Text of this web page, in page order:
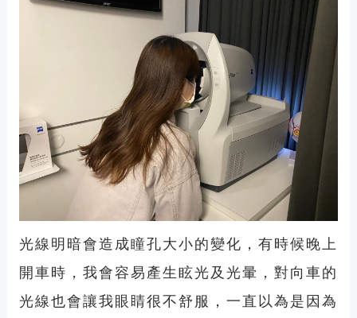
光線明暗會造成瞳孔大小的變化，有時候晚上
開車時，我會容易產生眩光及光暈，對向車的
光線也會讓我眼睛很不舒服，一直以為是因為